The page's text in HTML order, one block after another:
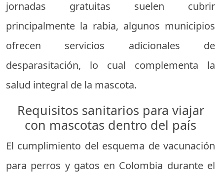
jornadas gratuitas suelen cubrir
principalmente la rabia, algunos municipios
ofrecen servicios adicionales de
desparasitación, lo cual complementa la
salud integral de la mascota.
Requisitos sanitarios para viajar
con mascotas dentro del país
El cumplimiento del esquema de vacunación
para perros y gatos en Colombia durante el